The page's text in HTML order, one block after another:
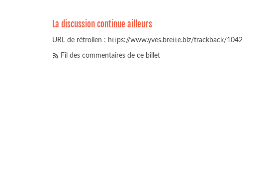
La discussion continue ailleurs
URL de rétrolien : https://www.yves.brette.biz/trackback/1042
Fil des commentaires de ce billet